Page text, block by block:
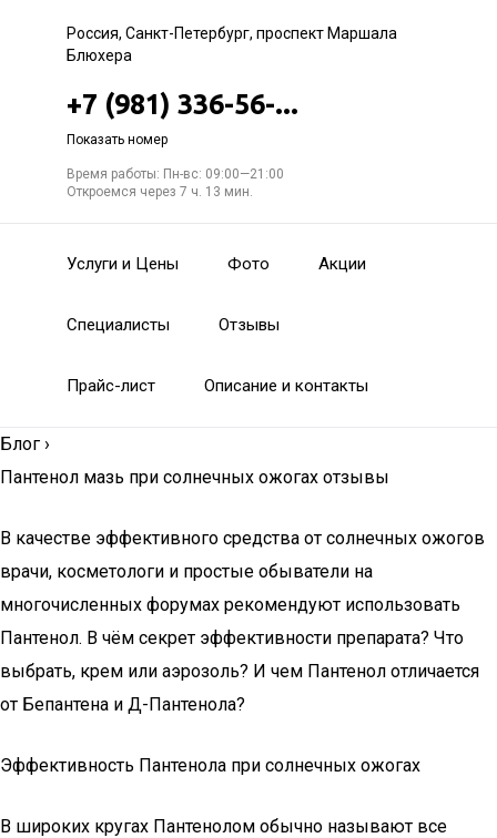
Россия, Санкт-Петербург, проспект Маршала
Блюхера
+7 (981) 336-56-...
Показать номер
Время работы: Пн-вс: 09:00—21:00
Откроемся через 7 ч. 13 мин.
Услуги и Цены Фото Акции
Специалисты Отзывы
Прайс-лист Описание и контакты
Блог ›
Пантенол мазь при солнечных ожогах отзывы
В качестве эффективного средства от солнечных ожогов
врачи, косметологи и простые обыватели на
многочисленных форумах рекомендуют использовать
Пантенол. В чём секрет эффективности препарата? Что
выбрать, крем или аэрозоль? И чем Пантенол отличается
от Бепантена и Д-Пантенола?
Эффективность Пантенола при солнечных ожогах
В широких кругах Пантенолом обычно называют все